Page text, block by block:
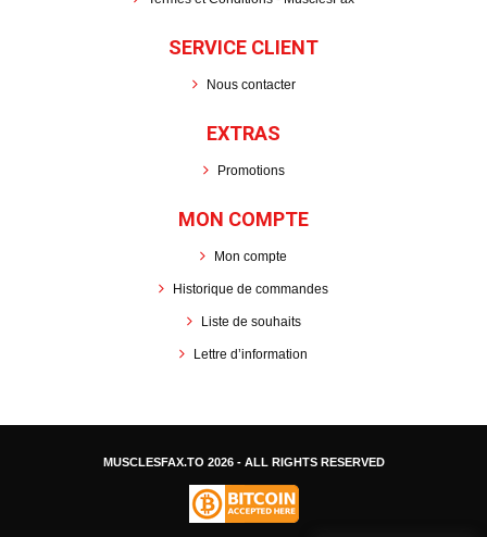
SERVICE CLIENT
Nous contacter
EXTRAS
Promotions
MON COMPTE
Mon compte
Historique de commandes
Liste de souhaits
Lettre d’information
MUSCLESFAX.TO 2026 - ALL RIGHTS RESERVED